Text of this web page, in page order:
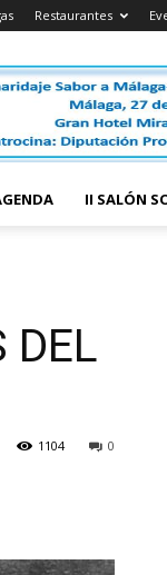
Restaurantes
II SALÓN
DEL
0
1104